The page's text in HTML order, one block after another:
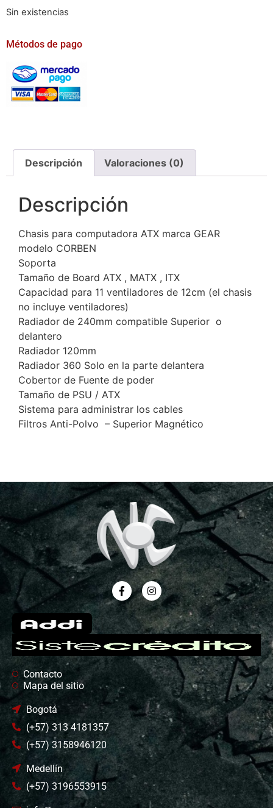
Sin existencias
Métodos de pago
Descripción Valoraciones (0)
Descripción
Chasis para computadora ATX marca GEAR
modelo CORBEN
Soporta
Tamaño de Board ATX , MATX , ITX
Capacidad para 11 ventiladores de 12cm (el chasis
no incluye ventiladores)
Radiador de 240mm compatible Superior o
delantero
Radiador 120mm
Radiador 360 Solo en la parte delantera
Cobertor de Fuente de poder
Tamaño de PSU / ATX
Sistema para administrar los cables
Filtros Anti-Polvo – Superior Magnético
Contacto
Mapa del sitio
Bogotá
(+57) 313 4181357
(+57) 3158946120
Medellín
(+57) 3196553915